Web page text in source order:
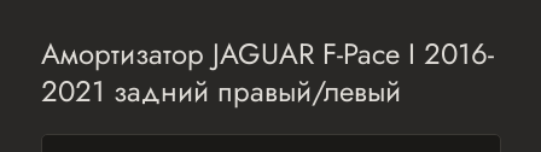
Амортизатор JAGUAR F-Pace I 2016-
2021 задний правый/левый